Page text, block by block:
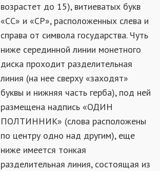
возрастет до 15), витиеватых букв
«СС» и «СР», расположенных слева и
справа от символа государства. Чуть
ниже серединной линии монетного
диска проходит разделительная
линия (на нее сверху «заходят»
буквы и нижняя часть герба), под ней
размещена надпись «ОДИН
ПОЛТИННИК» (слова расположены
по центру одно над другим), еще
ниже имеется тонкая
разделительная линия, состоящая из